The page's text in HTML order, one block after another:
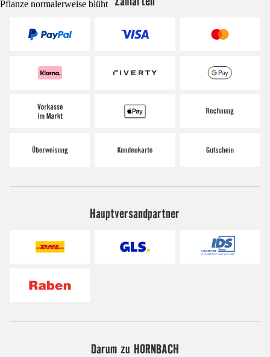
Pflanze normalerweise blüht
Hauptversandpartner
Darum zu HORNBACH